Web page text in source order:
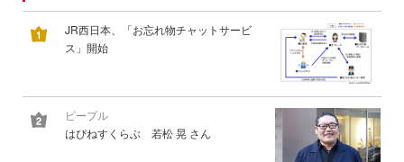
JR西日本、「お忘れ物チャットサービ
ス」開始
ピープル
はぴねすくらぶ 若松 晃 さん